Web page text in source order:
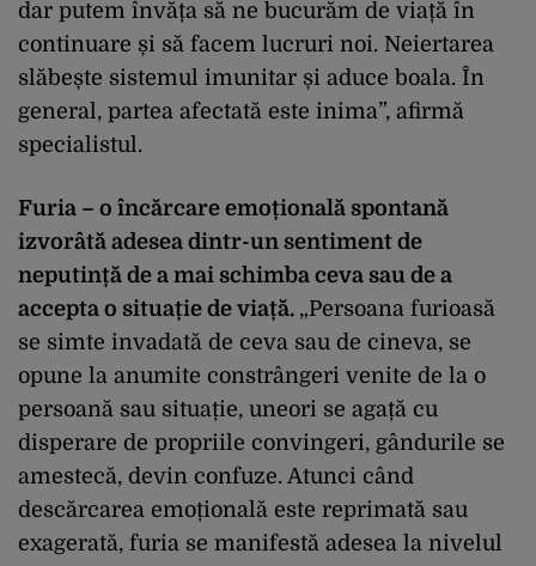
dar putem învăța să ne bucurăm de viață în
continuare și să facem lucruri noi. Neiertarea
slăbește sistemul imunitar și aduce boala. În
general, partea afectată este inima”, afirmă
specialistul.
Furia – o încărcare emoțională spontană
izvorâtă adesea dintr-un sentiment de
neputință de a mai schimba ceva sau de a
accepta o situație de viață. „Persoana furioasă
se simte invadată de ceva sau de cineva, se
opune la anumite constrângeri venite de la o
persoană sau situație, uneori se agață cu
disperare de propriile convingeri, gândurile se
amestecă, devin confuze. Atunci când
descărcarea emoțională este reprimată sau
exagerată, furia se manifestă adesea la nivelul